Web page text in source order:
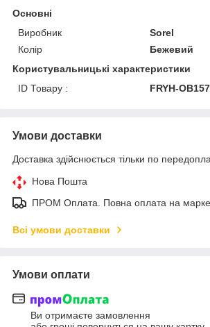
Основні
Виробник
Sorel
Колір
Бежевий
Користувальницькі характеристики
ID Товару :
FRYH-
Умови доставки
Доставка здійснюється тільки по
Нова Пошта
ПРОМ Оплата. Повна оплата на
Всі умови доставки
Умови оплати
Ви отримаєте замовлення